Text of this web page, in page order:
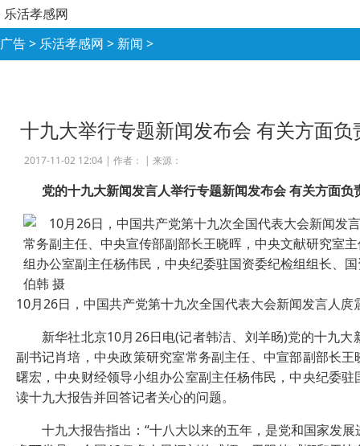
乐活孝感网
广告> 乐活孝感网 > 新闻 >
十九大举行专题新闻发布会 有关方面
2017-11-02 12:04 | 作者： | 来源：
党的十九大新闻发言人举行专题新闻发布会 有关方面负
10月26日，中国共产党第十九次全国代表大会新闻发言人
新华社北京10月26日电(记者韩洁、刘羊旸)党的十九大
副书记肖培，中央政策研究室常务副主任、中宣部副部长
曙宏，中央财经领导小组办公室副主任杨伟民，中央纪委
读十九大报告并回答记者关心的问题。
十九大报告指出：“十八大以来的五年，是党和国家发展